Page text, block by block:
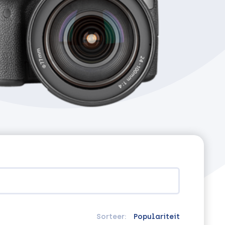
Sorteer: Populariteit